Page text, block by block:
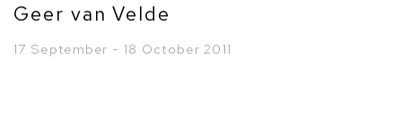
Geer van Velde
17 September - 18 October 2011